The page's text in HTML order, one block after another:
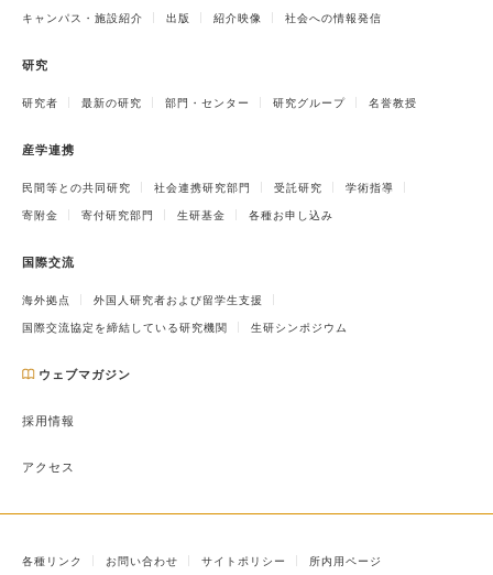
キャンパス・施設紹介 出版 紹介映像 社会への情報発信
研究
研究者 最新の研究 部門・センター 研究グループ 名誉教授
産学連携
民間等との共同研究 社会連携研究部門 受託研究 学術指導
寄附金 寄付研究部門 生研基金 各種お申し込み
国際交流
海外拠点 外国人研究者および留学生支援
国際交流協定を締結している研究機関 生研シンポジウム
ウェブマガジン
採用情報
アクセス
各種リンク お問い合わせ サイトポリシー 所内用ページ